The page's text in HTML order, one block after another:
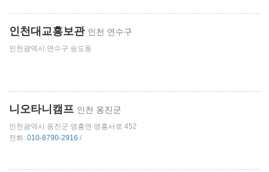
인천대교홍보관 인천 연수구
인천광역시 연수구 송도동
니오타니캠프 인천 옹진군
인천광역시 옹진군 영흥면 영흥서로 452
전화: 010-8790-2916 /